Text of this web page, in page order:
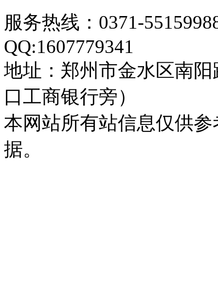
服务热线：0371-
QQ:1607779341
地址：郑州市金水区南
口工商银行旁）
本网站所有站信息仅供
据。